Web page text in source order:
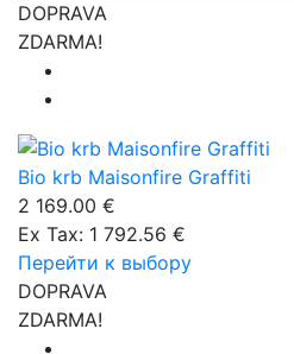
DOPRAVA
ZDARMA!
Bio krb Maisonfire Graffiti
2 169.00 €
Ex Tax: 1 792.56 €
Перейти к выбору
DOPRAVA
ZDARMA!